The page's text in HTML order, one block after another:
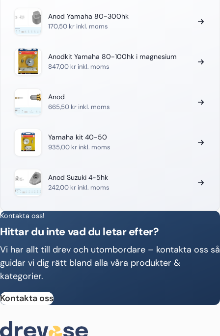
Anod Yamaha 80-300hk
170,50 kr inkl. moms
Anodkit Yamaha 80-100hk i magnesium
847,00 kr inkl. moms
Anod
665,50 kr inkl. moms
Yamaha kit 40-50
935,00 kr inkl. moms
Anod Suzuki 4-5hk
242,00 kr inkl. moms
Kontakta oss!
Hittar du inte vad du letar efter?
Vi har allt till drev och utombordare – kontakta oss så
guidar vi dig rätt bland alla våra produkter &
kategorier.
Kontakta oss